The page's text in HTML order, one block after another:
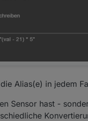
Alias(e) in jedem
Sensor hast -